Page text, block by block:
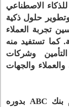
الاصطناعي
حلول ذكية
تجربة العملاء
كما تستفيد منه
وشركات
والعملاء والجهات
يأتي هذا المشروع الريادي ليعكس التزام بنك ABC بدوره